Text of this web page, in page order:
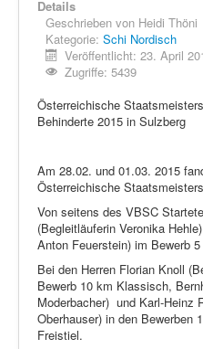
Showdown
Datenschutz
Details
Geschrieben von Heidi Thöni
Kategorie: Schi Nordisch
Veröffentlicht: 23. April
Zugriffe: 5439
Österreichische
Behinderte 2015 in Sulzberg
Am 28.02. und 01.03. 2015
Österreichische
Von seitens des VBSC
(Begleitläuferin Veronika
Anton Feuerstein) im Bewerb
Bei den Herren Florian Knoll
Bewerb 10 km Klassisch,
Moderbacher) und Karl-Heinz
Oberhauser) in den Bewerben
Freistiel.